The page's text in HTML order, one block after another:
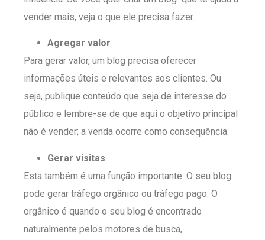
vender mais, veja o que ele precisa fazer.
Agregar valor
Para gerar valor, um blog precisa oferecer
informações úteis e relevantes aos clientes. Ou
seja, publique conteúdo que seja de interesse do
público e lembre-se de que aqui o objetivo principal
não é vender; a venda ocorre como consequência.
Gerar visitas
Esta também é uma função importante. O seu blog
pode gerar tráfego orgânico ou tráfego pago. O
orgânico é quando o seu blog é encontrado
naturalmente pelos motores de busca,